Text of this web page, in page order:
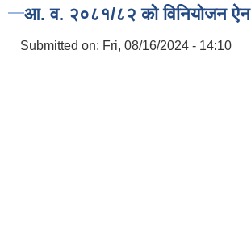
आ. व. २०८१/८२ को विनियोजन ऐन
Submitted on: Fri, 08/16/2024 - 14:10